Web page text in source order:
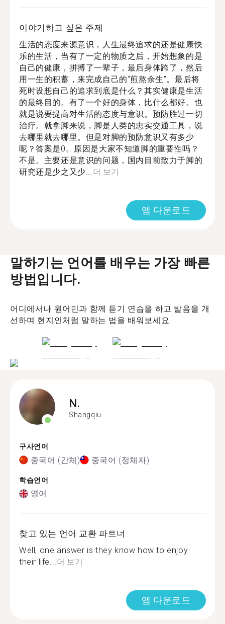
이야기하고 싶은 주제
生活的态度来源意识，人生最终追求的还是健康快
乐的生活，当有了一定的物质之后，开始想象的是
自己的健康，拼搏了一辈子，最后身体跨了，然后
用一生的积蓄，来完成自己的“煎熬余生”。最后将
死时设想自己的追求到底是什么？其实健康是生活
的最终目的。有了一个好的身体，比什么都好。也
就是说要提高对生活的态度与意识。预防胜过一切
治疗。就拿脚来说，脚是人类的忠实交通工具，说
去哪里就去哪里。但是对脚的预防意识又有多少
呢？答案是0。原因是大家不知道脚的重要性吗？
不是。主要还是意识的问题，国内目前致力于脚的
研究还是少之又少... 더 보기
앱 다운로드
말하기는 언어를 배우는 가장 빠른
방법입니다.
어디에서나 원어민과 함께 듣기 연습을 하고 발음을 개
선하며 현지인처럼 말하는 법을 배워보세요.
N.
Shangqiu
구사언어
중국어 (간체) 중국어 (정체자)
학습언어
영어
찾고 있는 언어 교환 파트너
Well, one answer is they know how to enjoy
their life...더 보기
앱 다운로드